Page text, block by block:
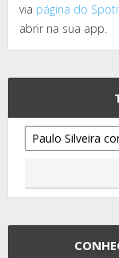
via página do
abrir na sua app.